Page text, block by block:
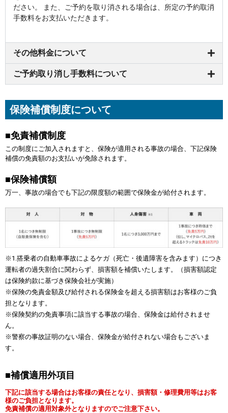
ださい。 また、ご予約を取り消される場合は、所定の予約取消
手数料をお支払いただきます。
その他料金について
ご予約取り消し手数料について
保険補償制度について
■免責補償制度
この制度にご加入されますと、保険が適用される事故の場合、下記保険
補償の免責額のお支払いが免除されます。
■保険補償額
万一、事故の場合でも下記の限度額の範囲で保険金が給付されます。
※1.搭乗者の自動車事故によるケガ（死亡・後遺障害を含みます）につき
運転者の過失割合に関わらず、損害額を補償いたします。（損害額認定
は保険約款に基づき保険会社が実施）
※保険の免責金額及び給付される保険金を超える損害額はお客様のご負
担となります。
※保険契約の免責事項に該当する事故の場合、保険金は給付されませ
ん。
※警察の事故証明のない場合、保険金が給付されない場合もございま
す。
■補償適用外項目
下記に該当する場合はお客様の責任となり、損害額・修理費用等はお客
様のご負担となります。
免責補償の適用対象外となりますのでご注意下さい。